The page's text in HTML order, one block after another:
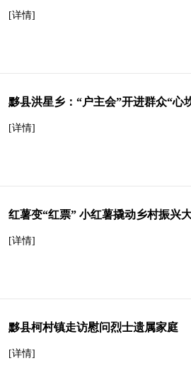
[详情]
黟县洪星乡：“户主会”开进群众“心
[详情]
红薯变“红票” 小红薯撬动乡村振兴
[详情]
黟县柯村镇走访慰问烈士遗属家庭
[详情]